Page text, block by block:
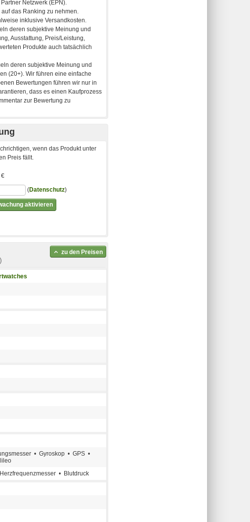
wenn das Produkt unter
Preis fällt.
aktivieren
€
(Datenschutz)
zu den Preisen
• Gyroskop • GPS •
• Blutdruck